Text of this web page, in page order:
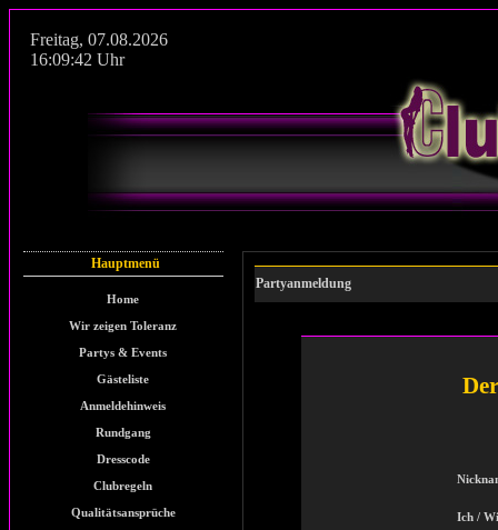
Freitag, 07.08.2026
16:09:42 Uhr
Hauptmenü
Home
Wir zeigen Toleranz
Partys & Events
Gästeliste
Anmeldehinweis
Rundgang
Dresscode
Clubregeln
Qualitätsansprüche
Partyanmeldung
Ich /